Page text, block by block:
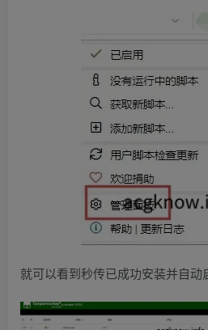
就可以看到秒传已成功安装并自动